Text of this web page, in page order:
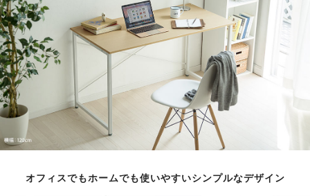
オフィスでもホームでも使いやすいシンプルなデザイン